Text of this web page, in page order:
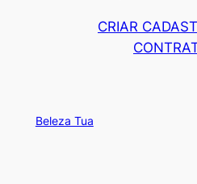
CRIAR
Beleza Tua